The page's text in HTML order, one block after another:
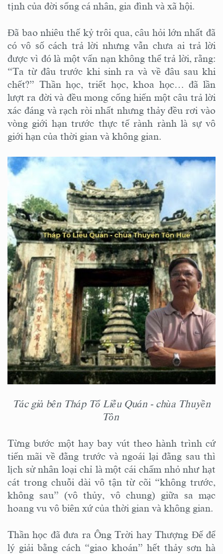
tịnh của đời sống cá nhân, gia đình và xã hội.
Đã bao nhiêu thế kỷ trôi qua, câu hỏi lớn nhất đã
có vô số cách trả lời nhưng vẫn chưa ai trả lời
được vì đó là một vấn nạn không thể trả lời, rằng:
“Ta từ đâu trước khi sinh ra và về đâu sau khi
chết?” Thần học, triết học, khoa học… đã lần
lượt ra đời và đều mong cống hiến một câu trả lời
xác đáng và rạch ròi nhất nhưng thảy đều rơi vào
vòng giới hạn trước thực tế rành rành là sự vô
giới hạn của thời gian và không gian.
Tác giả bên Tháp Tổ Liễu Quán - chùa Thuyền
Tôn
Từng bước một hay bay vút theo hành trình cứ
tiến mãi về đằng trước và ngoái lại đằng sau thì
lịch sử nhân loại chỉ là một cái chấm nhỏ như hạt
cát trong chuỗi dài vô tận từ cõi “không trước,
không sau” (vô thủy, vô chung) giữa sa mạc
hoang vu vô biên xứ của thời gian và không gian.
Thần học đã đưa ra Ông Trời hay Thượng Đế để
lý giải bằng cách “giao khoán” hết thảy sơn hà